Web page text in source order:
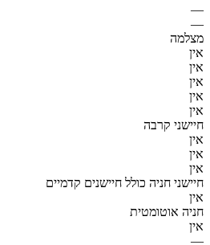
—
—
מצלמה
אין
אין
אין
אין
אין
חיישני קרבה
אין
אין
אין
חיישני חניה כולל חיישנים קדמיים
אין
חניה אוטומטית
אין
—